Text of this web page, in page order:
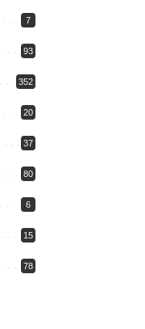
7
93
352
20
37
80
6
15
78